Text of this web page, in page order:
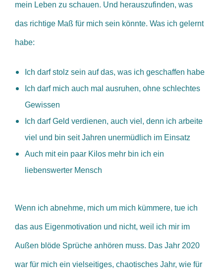
mein Leben zu schauen. Und herauszufinden, was
das richtige Maß für mich sein könnte. Was ich gelernt
habe:
Ich darf stolz sein auf das, was ich geschaffen habe
Ich darf mich auch mal ausruhen, ohne schlechtes
Gewissen
Ich darf Geld verdienen, auch viel, denn ich arbeite
viel und bin seit Jahren unermüdlich im Einsatz
Auch mit ein paar Kilos mehr bin ich ein
liebenswerter Mensch
Wenn ich abnehme, mich um mich kümmere, tue ich
das aus Eigenmotivation und nicht, weil ich mir im
Außen blöde Sprüche anhören muss. Das Jahr 2020
war für mich ein vielseitiges, chaotisches Jahr, wie für